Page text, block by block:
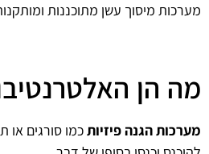
מערכות מיסוך עשן מתוכננות
מה הן
מערכות הגנה פיזיותכמו סורגים או